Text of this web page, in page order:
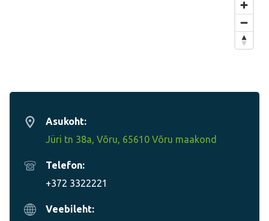
Asukoht:
Jüri tn 38a, Võru, 65610 Võru maakond
Telefon:
+372 3322221
Veebileht: